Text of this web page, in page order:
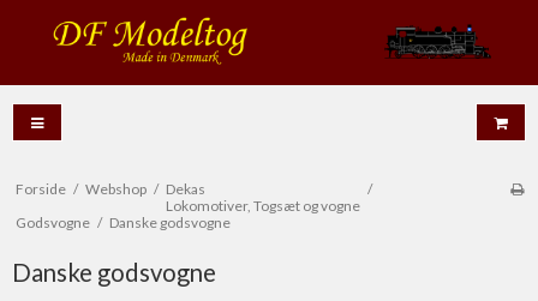
Forside / Webshop / Dekas
Lokomotiver, Togsæt og vogne
/
Godsvogne / Danske godsvogne
Danske godsvogne